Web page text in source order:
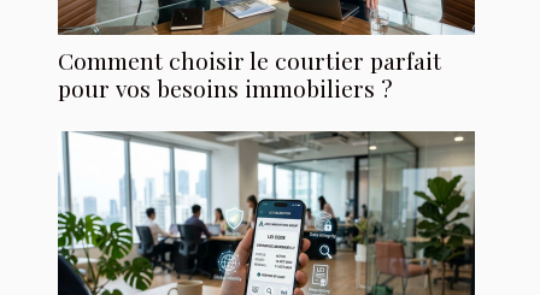
Comment choisir le courtier parfait
pour vos besoins immobiliers ?